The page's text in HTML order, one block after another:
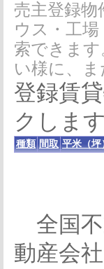
売主登録
ウス・工
索できま
い様に、
登録賃
クしま
種類 間取 平米（坪
全国不
動産会